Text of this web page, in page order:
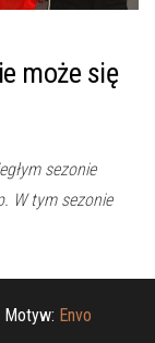
może się
sezonie
W tym sezonie
Motyw: Envo